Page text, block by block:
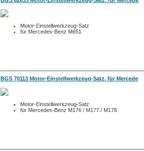
Motor-Einstellwerkzeug-Satz
für Mercedes-Benz M651
BGS 70113 Motor-Einstellwerkzeug-Satz, für Mercede
Motor-Einstellwerkzeug-Satz
für Mercedes-Benz M176 / M177 / M178